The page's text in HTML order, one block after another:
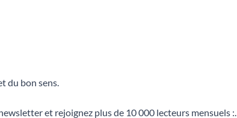
du bon sens.
et rejoignez plus de 10 000 lecteurs mensuels :.